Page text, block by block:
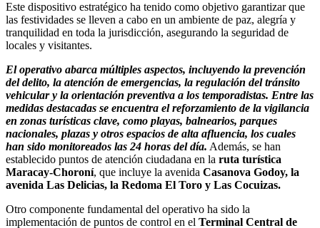
Este dispositivo estratégico ha tenido como objetivo garantizar que
las festividades se lleven a cabo en un ambiente de paz, alegría y
tranquilidad en toda la jurisdicción, asegurando la seguridad de
locales y visitantes.
El operativo abarca múltiples aspectos, incluyendo la prevención
del delito, la atención de emergencias, la regulación del tránsito
vehicular y la orientación preventiva a los temporadistas. Entre las
medidas destacadas se encuentra el reforzamiento de la vigilancia
en zonas turísticas clave, como playas, balnearios, parques
nacionales, plazas y otros espacios de alta afluencia, los cuales
han sido monitoreados las 24 horas del día. Además, se han
establecido puntos de atención ciudadana en la ruta turística
Maracay-Choroní, que incluye la avenida Casanova Godoy, la
avenida Las Delicias, la Redoma El Toro y Las Cocuizas.
Otro componente fundamental del operativo ha sido la
implementación de puntos de control en el Terminal Central de